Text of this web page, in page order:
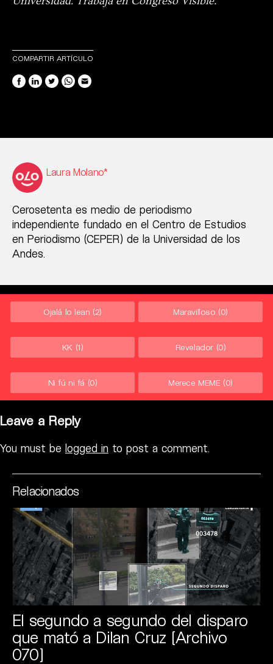
COMPARTIR ARTÍCULO
Laura Molano*
Cerosetenta es medio de periodismo
independiente fundado en el Centro de Estudios
en Periodismo (CEPER) de la Universidad de los
Andes.
Ojalá lo lean (2) Maravilloso (0)
KK (1) Revelador (0)
Ni fú ni fá (0) Merece MEME (0)
Leave a Reply
You must be logged in to post a comment.
Relacionados
El segundo a segundo del disparo
que mató a Dilan Cruz [Archivo
070]